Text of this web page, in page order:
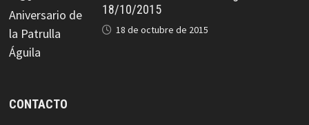
18/10/2015
18 de octubre de 2015
CONTACTO